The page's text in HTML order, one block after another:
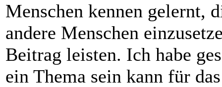
Menschen kennen gelernt,
andere Menschen
Beitrag leisten. Ich habe
ein Thema sein kann für